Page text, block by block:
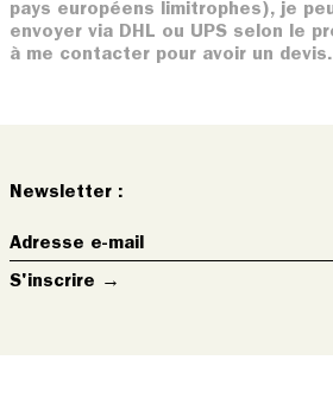
pays européens limitrophes), je
envoyer via DHL ou UPS selon le
à me contacter pour avoir un devis.
Newsletter :
Adresse
e-
mail
S'inscrire →